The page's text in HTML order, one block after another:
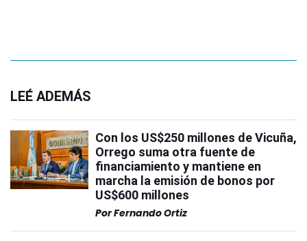
LEÉ ADEMÁS
Con los US$250 millones de Vicuña,
Orrego suma otra fuente de
financiamiento y mantiene en
marcha la emisión de bonos por
US$600 millones
PorFernando Ortiz